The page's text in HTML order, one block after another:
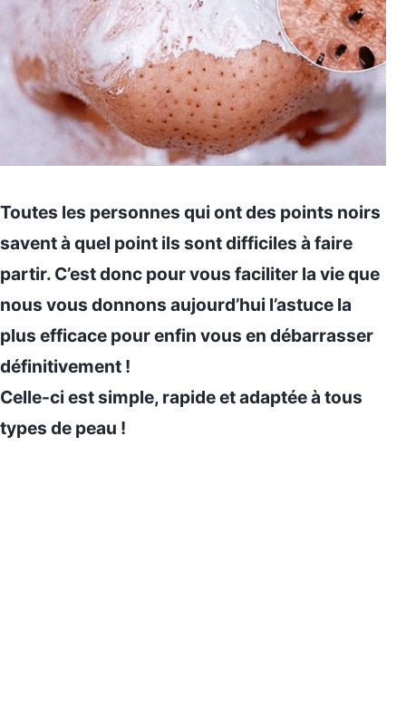
Toutes les personnes qui ont des points noirs
savent à quel point ils sont difficiles à faire
partir. C’est donc pour vous faciliter la vie que
nous vous donnons aujourd’hui l’astuce la
plus efficace pour enfin vous en débarrasser
définitivement !
Celle-ci est simple, rapide et adaptée à tous
types de peau !